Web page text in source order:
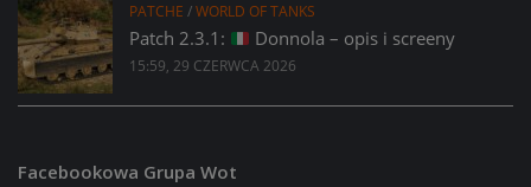
PATCHE /WORLD OF TANKS
Patch 2.3.1: Donnola – opis i screeny
15:59, 29 CZERWCA 2026
Facebookowa Grupa Wot